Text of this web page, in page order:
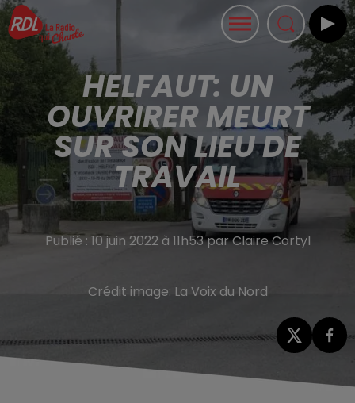
HELFAUT: UN
OUVRIRER MEURT
SUR SON LIEU DE
TRAVAIL
Publié : 10 juin 2022 à 11h53 par Claire Cortyl
Crédit image: La Voix du Nord